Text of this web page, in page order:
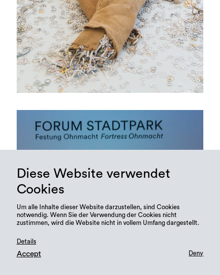
Diese Website verwendet
Cookies
Um alle Inhalte dieser Website darzustellen, sind Cookies
notwendig. Wenn Sie der Verwendung der Cookies nicht
zustimmen, wird die Website nicht in vollem Umfang dargestellt.
Details
Accept Deny